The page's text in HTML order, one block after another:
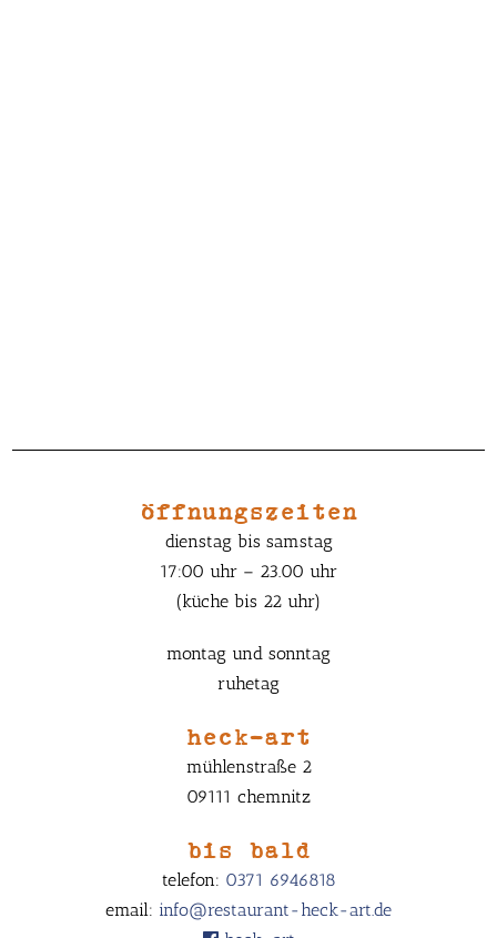
öffnungszeiten
dienstag bis samstag
17:00 uhr – 23.00 uhr
(küche bis 22 uhr)
montag und sonntag
ruhetag
heck-art
mühlenstraße 2
09111 chemnitz
bis bald
telefon: 0371 6946818
email: info@restaurant-heck-art.de